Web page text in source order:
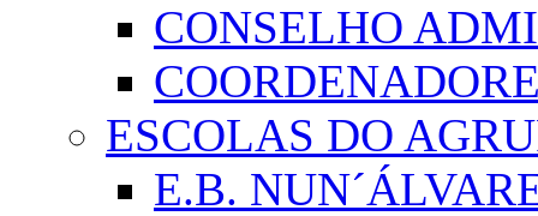
CONSELHO
ESCOLAS DO
E.B.